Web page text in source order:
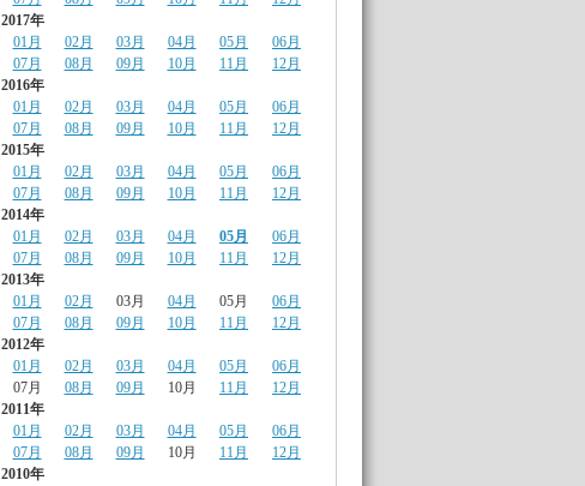
2017年
01月
02月 03月 04月 05月
06月
07月
08月 09月 10月 11月
12月
2016年
01月
02月 03月 04月 05月
06月
07月
08月 09月 10月 11月
12月
2015年
01月
02月 03月 04月 05月
06月
07月
08月 09月 10月 11月
12月
2014年
01月
02月 03月 04月 05月
06月
07月
08月 09月 10月 11月
12月
2013年
01月
02月 03月 04月 05月
06月
07月
08月 09月 10月 11月
12月
2012年
01月
02月 03月 04月 05月
06月
07月
08月 09月 10月 11月
12月
2011年
01月
02月 03月 04月 05月
06月
07月
08月 09月 10月 11月
12月
2010年